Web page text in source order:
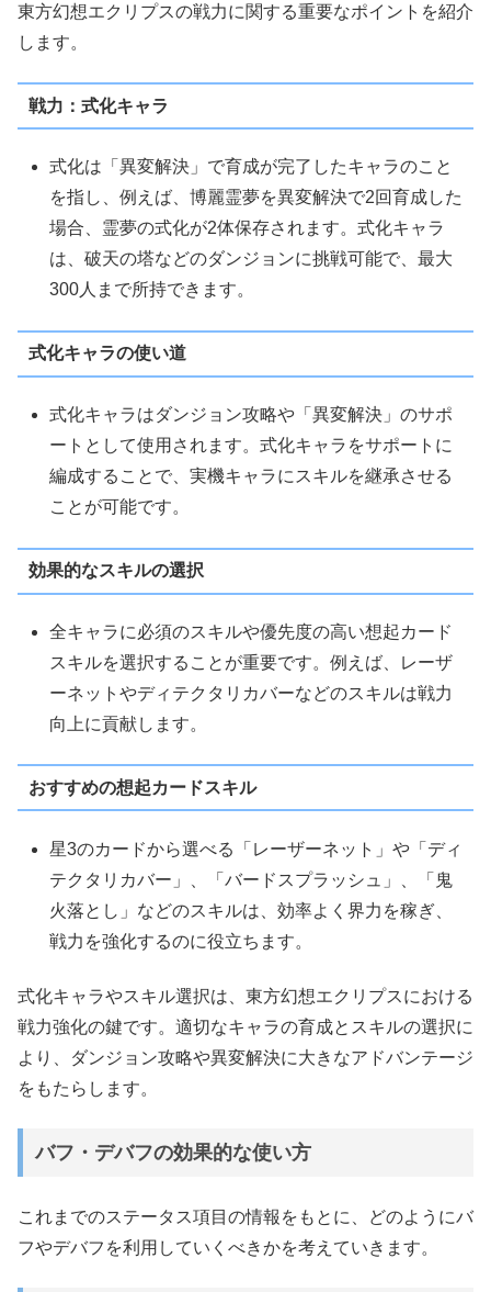
東方幻想エクリプスの戦力に関する重要なポイントを紹介
します。
戦力：式化キャラ
式化は「異変解決」で育成が完了したキャラのこと
を指し、例えば、博麗霊夢を異変解決で2回育成した
場合、霊夢の式化が2体保存されます。式化キャラ
は、破天の塔などのダンジョンに挑戦可能で、最大
300人まで所持できます。
式化キャラの使い道
式化キャラはダンジョン攻略や「異変解決」のサポ
ートとして使用されます。式化キャラをサポートに
編成することで、実機キャラにスキルを継承させる
ことが可能です。
効果的なスキルの選択
全キャラに必須のスキルや優先度の高い想起カード
スキルを選択することが重要です。例えば、レーザ
ーネットやディテクタリカバーなどのスキルは戦力
向上に貢献します。
おすすめの想起カードスキル
星3のカードから選べる「レーザーネット」や「ディ
テクタリカバー」、「バードスプラッシュ」、「鬼
火落とし」などのスキルは、効率よく界力を稼ぎ、
戦力を強化するのに役立ちます。
式化キャラやスキル選択は、東方幻想エクリプスにおける
戦力強化の鍵です。適切なキャラの育成とスキルの選択に
より、ダンジョン攻略や異変解決に大きなアドバンテージ
をもたらします。
バフ・デバフの効果的な使い方
これまでのステータス項目の情報をもとに、どのようにバ
フやデバフを利用していくべきかを考えていきます。